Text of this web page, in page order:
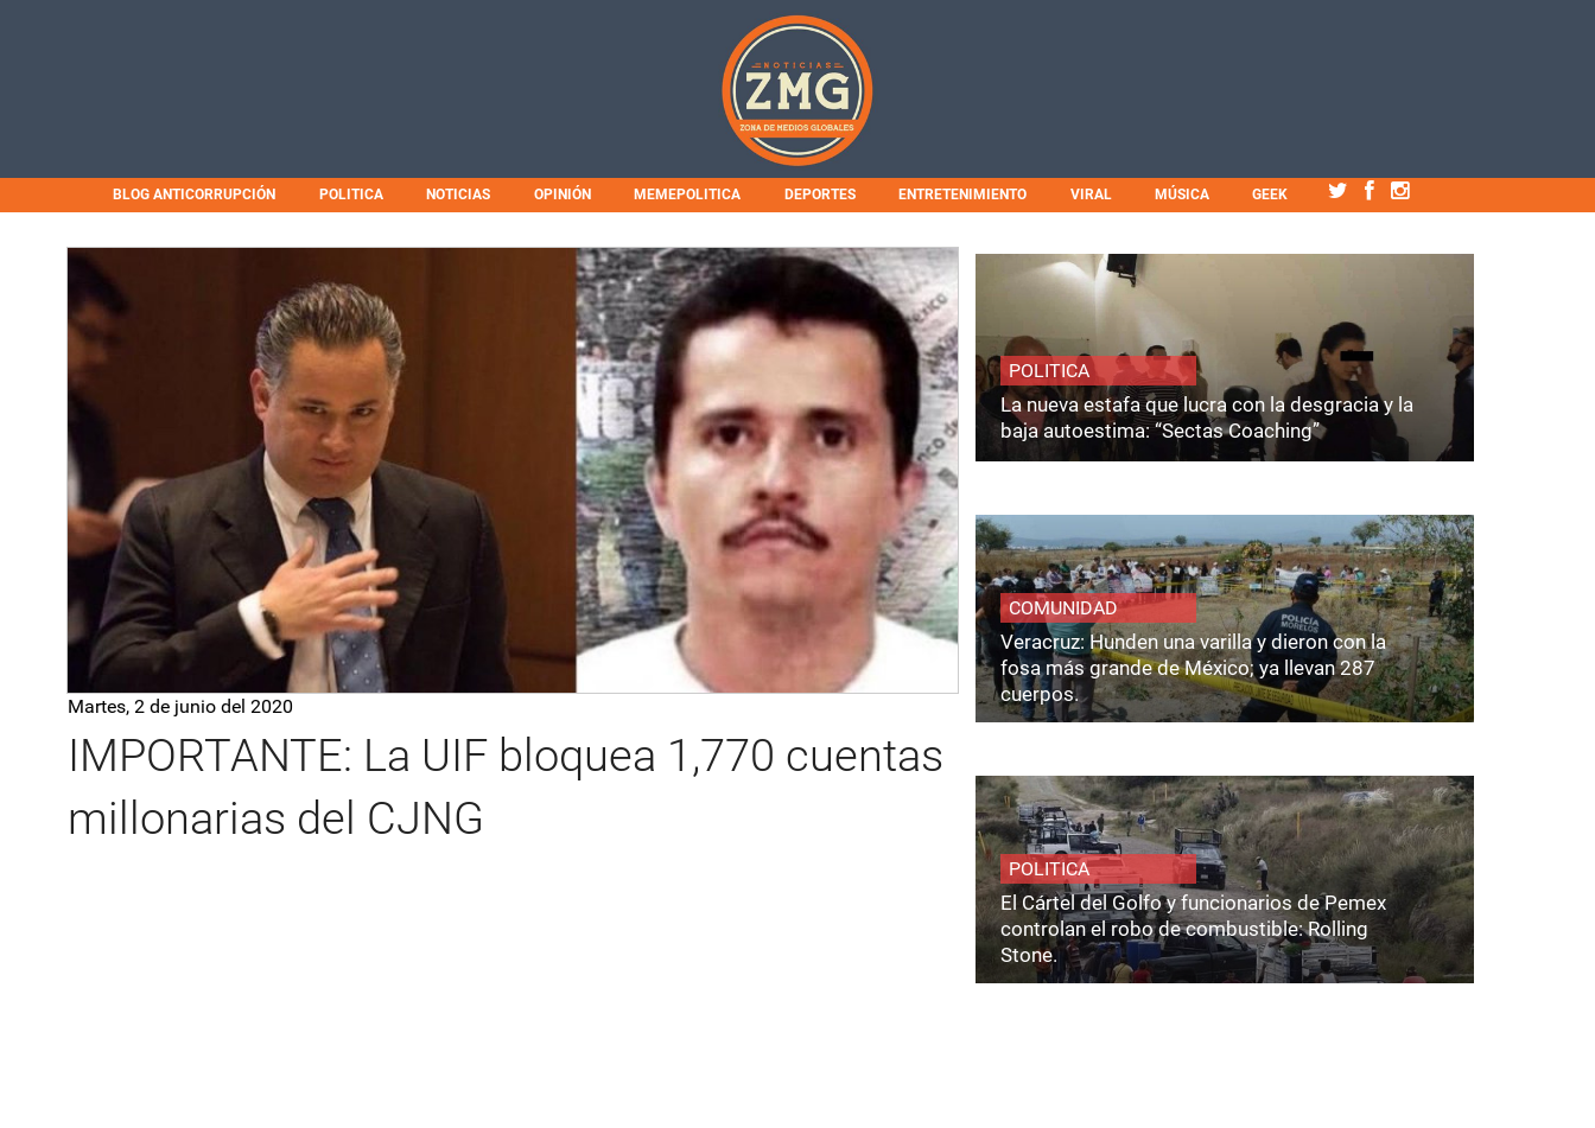
BLOG ANTICORRUPCIÓN POLITICA NOTICIAS OPINIÓN MEMEPOLITICA DEPORTES ENTRETENIMIENTO VIRAL MÚSICA GEEK
Martes, 2 de junio del 2020
IMPORTANTE: La UIF bloquea 1,770 cuentas
millonarias del CJNG
POLITICA
La nueva estafa que lucra con la desgracia y la
baja autoestima: “Sectas Coaching”
COMUNIDAD
Veracruz: Hunden una varilla y dieron con la
fosa más grande de México; ya llevan 287
cuerpos.
POLITICA
El Cártel del Golfo y funcionarios de Pemex
controlan el robo de combustible: Rolling
Stone.